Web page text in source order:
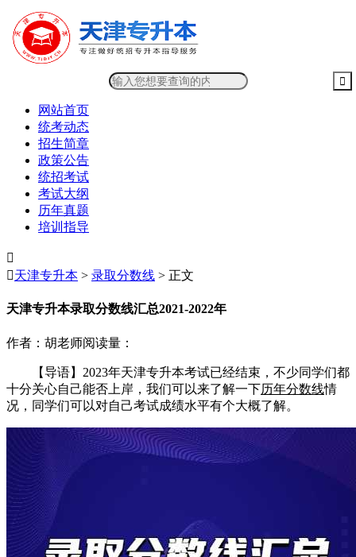
网站首页
统考动态
招生简章
政策公告
统招考试
考试大纲
历年真题
培训指导

天津专升本 > 录取分数线 > 正文
天津专升本录取分数线汇总2021-2022年
作者：胡老师阅读量：
【导语】2023年天津专升本考试已经结束，不少同学们都
十分关心自己能否上岸，我们可以来了解一下历年分数线情
况，同学们可以对自己考试成绩水平有个大概了解。